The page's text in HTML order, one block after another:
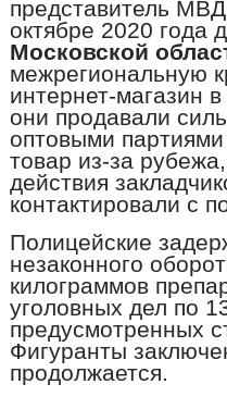
представитель
октябре 2020 года
Московской
межрегиональную
интернет-магазин
они продавали
оптовыми
товар из-за
действия
контактировали с
Полицейские
незаконного
килограммов
уголовных дел по
предусмотренных
Фигуранты
продолжается.